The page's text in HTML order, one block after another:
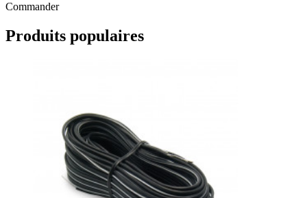
Commander
Produits populaires